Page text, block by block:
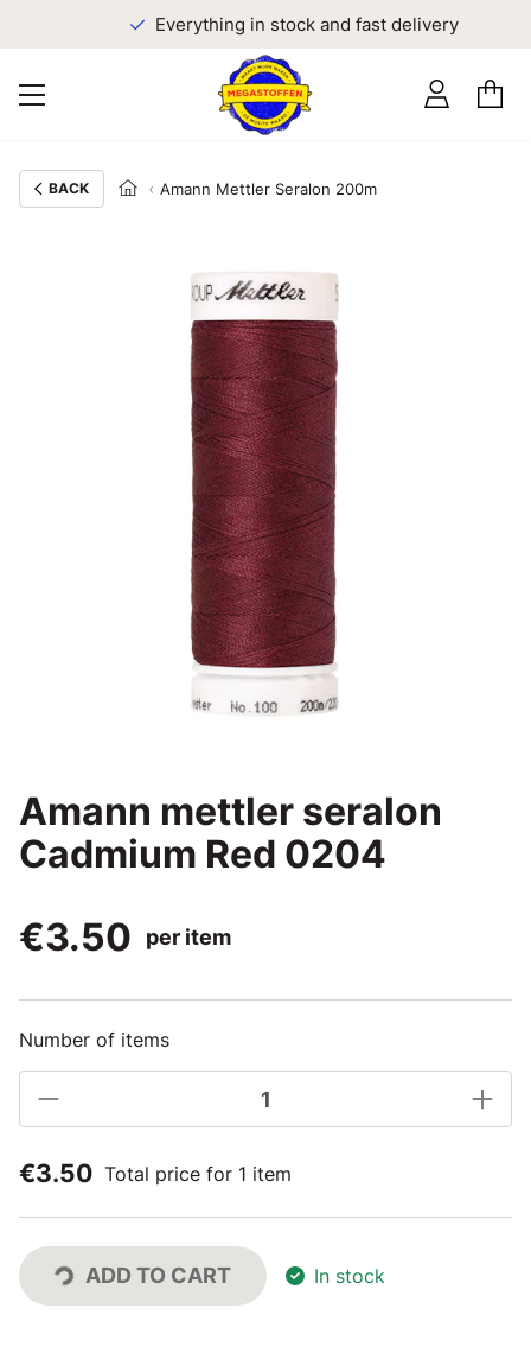
Everything in stock and fast delivery
BACK Amann Mettler Seralon 200m
Amann mettler seralon
Cadmium Red 0204
€3.50
per item
Number of items
€3.50 Total price for 1 item
ADD TO CART In stock